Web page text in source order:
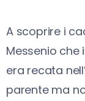
A scoprire i
Messenio che
era recata
parente ma